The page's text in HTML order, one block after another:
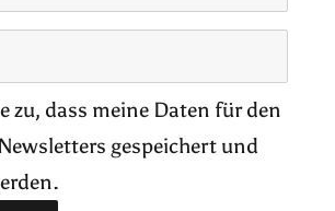
zu, dass meine Daten für den
gespeichert und